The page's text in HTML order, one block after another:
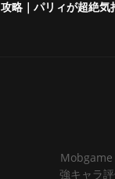
攻略｜パリィが超絶気
Mobgame
強キャラ